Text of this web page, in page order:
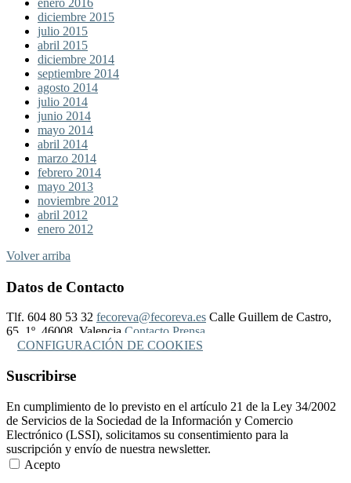
diciembre 2015
julio 2015
abril 2015
diciembre 2014
septiembre 2014
agosto 2014
julio 2014
junio 2014
mayo 2014
abril 2014
marzo 2014
febrero 2014
mayo 2013
noviembre 2012
abril 2012
enero 2012
Volver arriba
Datos de Contacto
Tlf. 604 80 53 32 fecoreva@fecoreva.es Calle Guillem de Castro,
65, 1º, 46008, Valencia Contacto Prensa
CONFIGURACIÓN DE COOKIES
Suscribirse
En cumplimiento de lo previsto en el artículo 21 de la Ley 34/2002
de Servicios de la Sociedad de la Información y Comercio
Electrónico (LSSI), solicitamos su consentimiento para la
suscripción y envío de nuestra newsletter.
Acepto